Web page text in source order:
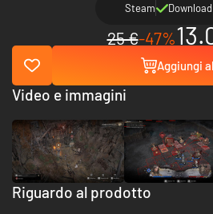
Steam
25 €-47%
Aggiungi
Riguardo al prodotto
Video e immagini